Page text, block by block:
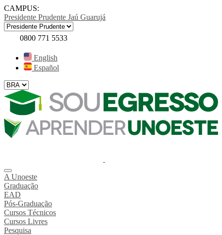
CAMPUS:
Presidente Prudente Jaú Guarujá
0800 771 5533
English
Español
A Unoeste
Graduação
EAD
Pós-Graduação
Cursos Técnicos
Cursos Livres
Pesquisa